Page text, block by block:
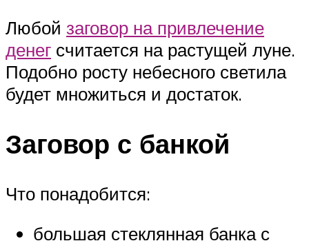
Любой заговор на привлечение
денег считается на растущей луне.
Подобно росту небесного светила
будет множиться и достаток.
Заговор с банкой
Что понадобится:
большая стеклянная банка с